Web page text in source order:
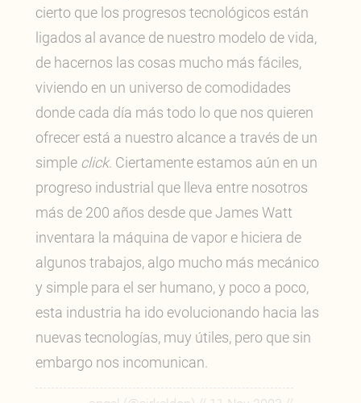
cierto que los progresos tecnológicos están
ligados al avance de nuestro modelo de vida,
de hacernos las cosas mucho más fáciles,
viviendo en un universo de comodidades
donde cada día más todo lo que nos quieren
ofrecer está a nuestro alcance a través de un
simple click. Ciertamente estamos aún en un
progreso industrial que lleva entre nosotros
más de 200 años desde que James Watt
inventara la máquina de vapor e hiciera de
algunos trabajos, algo mucho más mecánico
y simple para el ser humano, y poco a poco,
esta industria ha ido evolucionando hacia las
nuevas tecnologías, muy útiles, pero que sin
embargo nos incomunican.